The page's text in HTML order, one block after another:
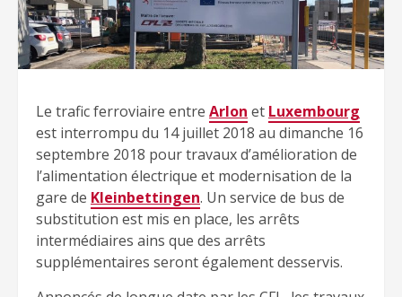
Le trafic ferroviaire entre Arlon et Luxembourg
est interrompu du 14 juillet 2018 au dimanche 16
septembre 2018 pour travaux d’amélioration de
l’alimentation électrique et modernisation de la
gare de Kleinbettingen. Un service de bus de
substitution est mis en place, les arrêts
intermédiaires ains que des arrêts
supplémentaires seront également desservis.